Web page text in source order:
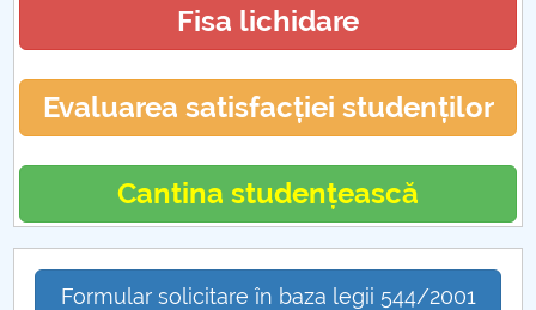
Fisa lichidare
Evaluarea satisfacției studenților
Cantina studențească
Formular solicitare în baza legii 544/2001